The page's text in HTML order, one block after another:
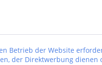
Betrieb der Website
der Direktwerbung